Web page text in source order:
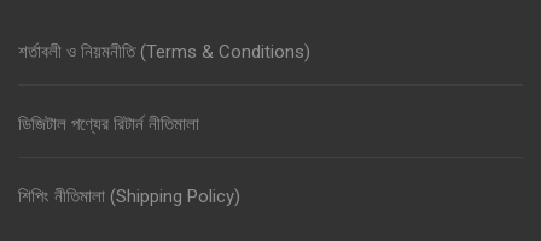
শর্তাবলী ও নিয়মনীতি (Terms & Conditions)
ডিজিটাল পণ্যের রিটার্ন নীতিমালা
শিপিং নীতিমালা (Shipping Policy)